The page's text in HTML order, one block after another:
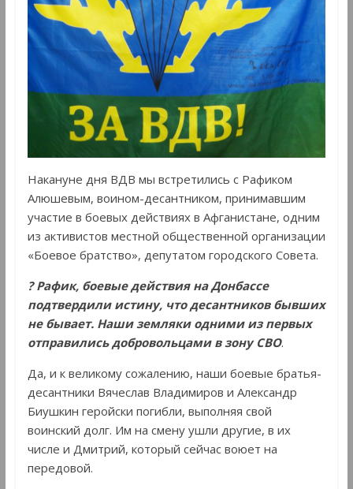
Накануне дня ВДВ мы встретились с Рафиком
Алюшевым, воином-десантником, принимавшим
участие в боевых действиях в Афганистане, одним
из активистов местной общественной организации
«Боевое братство», депутатом городского Совета.
? Рафик, боевые действия на Донбассе
подтвердили истину, что десантников бывших
не бывает. Наши земляки одними из первых
отправились добровольцами в зону СВО.
Да, и к великому сожалению, наши боевые братья-
десантники Вячеслав Владимиров и Александр
Биушкин геройски погибли, выполняя свой
воинский долг. Им на смену ушли другие, в их
числе и Дмитрий, который сейчас воюет на
передовой.